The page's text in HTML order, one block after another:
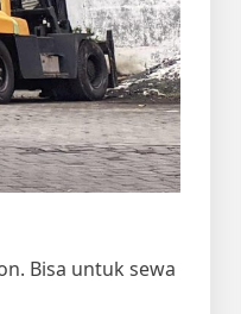
Bisa untuk sewa